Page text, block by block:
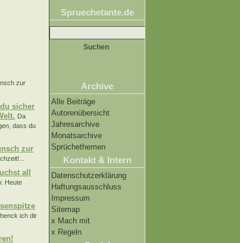
Spruechetante.de
Suche
nach:
Archive
Alle Beiträge
Autorenübersicht
Jahresarchive
Monatsarchive
Sprüchethemen
Kontakt & Intern
Datenschutzerklärung
Haftungsausschluss
Impressum
Sitemap
x Mach mit
x Regeln
zur
sicher
Da
dass du
zur
all
Heute
ich dir